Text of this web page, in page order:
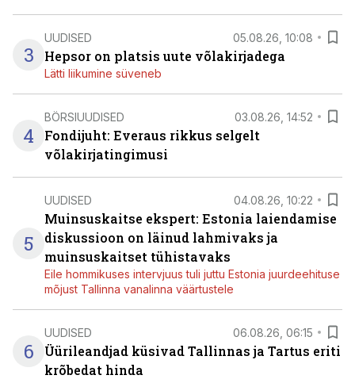
3
UUDISED 05.08.26, 10:08
Hepsor on platsis uute võlakirjadega
Lätti liikumine süveneb
4
BÖRSIUUDISED 03.08.26, 14:52
Fondijuht: Everaus rikkus selgelt
võlakirjatingimusi
5
UUDISED 04.08.26, 10:22
Muinsuskaitse ekspert: Estonia laiendamise
diskussioon on läinud lahmivaks ja
muinsuskaitset tühistavaks
Eile hommikuses intervjuus tuli juttu Estonia juurdeehituse
mõjust Tallinna vanalinna väärtustele
6
UUDISED 06.08.26, 06:15
Üürileandjad küsivad Tallinnas ja Tartus eriti
krõbedat hinda